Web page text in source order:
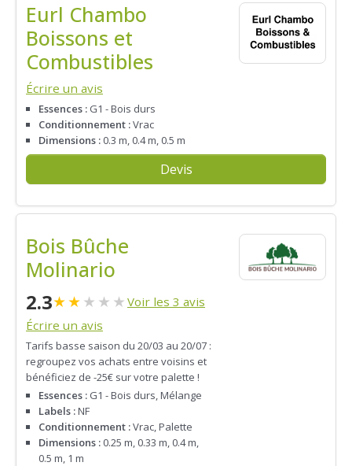
Eurl Chambo
Boissons et
Combustibles
Écrire un avis
Essences : G1 - Bois durs
Conditionnement :Vrac
Dimensions : 0.3 m, 0.4 m, 0.5 m
Devis
Bois Bûche
Molinario
2.3★★★ ★ ★ Voir les 3 avis
Écrire un avis
Tarifs basse saison du 20/03 au 20/07 :
regroupez vos achats entre voisins et
bénéficiez de -25€ sur votre palette !
Essences : G1 - Bois durs, Mélange
Labels :NF
Conditionnement :Vrac, Palette
Dimensions : 0.25 m, 0.33 m, 0.4 m,
0.5 m, 1 m